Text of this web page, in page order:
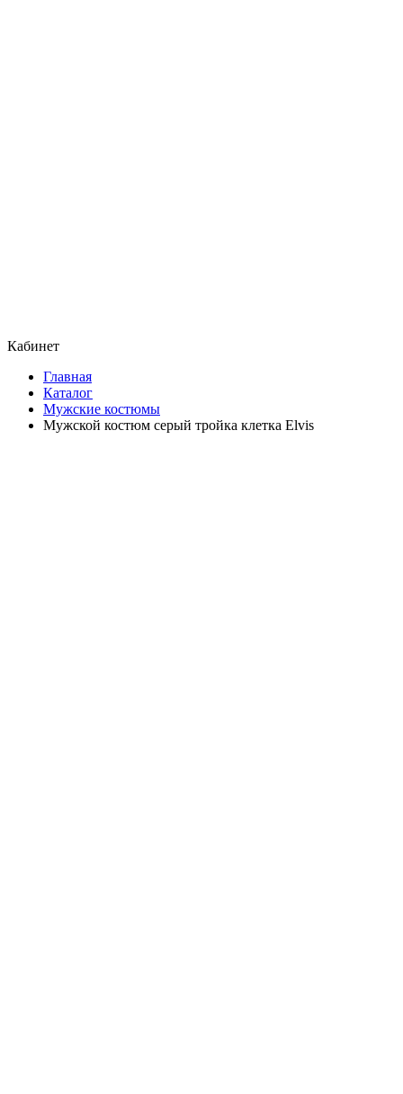
Кабинет
Главная
Каталог
Мужские костюмы
Мужской костюм серый тройка клетка Elvis